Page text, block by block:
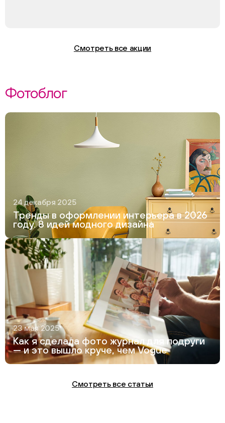
Смотреть все акции
Фотоблог
24 декабря 2025
Тренды в оформлении интерьера в 2026
году. 8 идей модного дизайна
23 мая 2025
Как я сделала фото журнал для подруги
— и это вышло круче, чем Vogue
Смотреть все статьи